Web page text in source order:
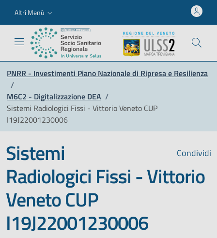
Altri Menù
PNRR - Investimenti Piano Nazionale di Ripresa e Resilienza
/
M6C2 - Digitalizzazione DEA /
Sistemi Radiologici Fissi - Vittorio Veneto CUP
I19J22001230006
Condividi
Sistemi
Radiologici Fissi - Vittorio
Veneto CUP
I19J22001230006